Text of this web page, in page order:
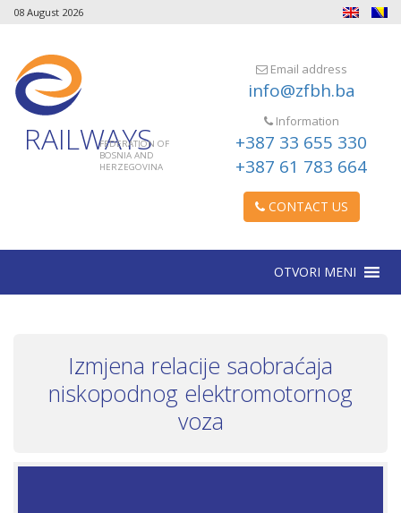
08 August 2026
RAILWAYS
FEDERATION OF
BOSNIA AND
HERZEGOVINA
Email address
info@zfbh.ba
Information
+387 33 655 330
+387 61 783 664
CONTACT US
OTVORI MENI
Izmjena relacije saobraćaja
niskopodnog elektromotornog
voza